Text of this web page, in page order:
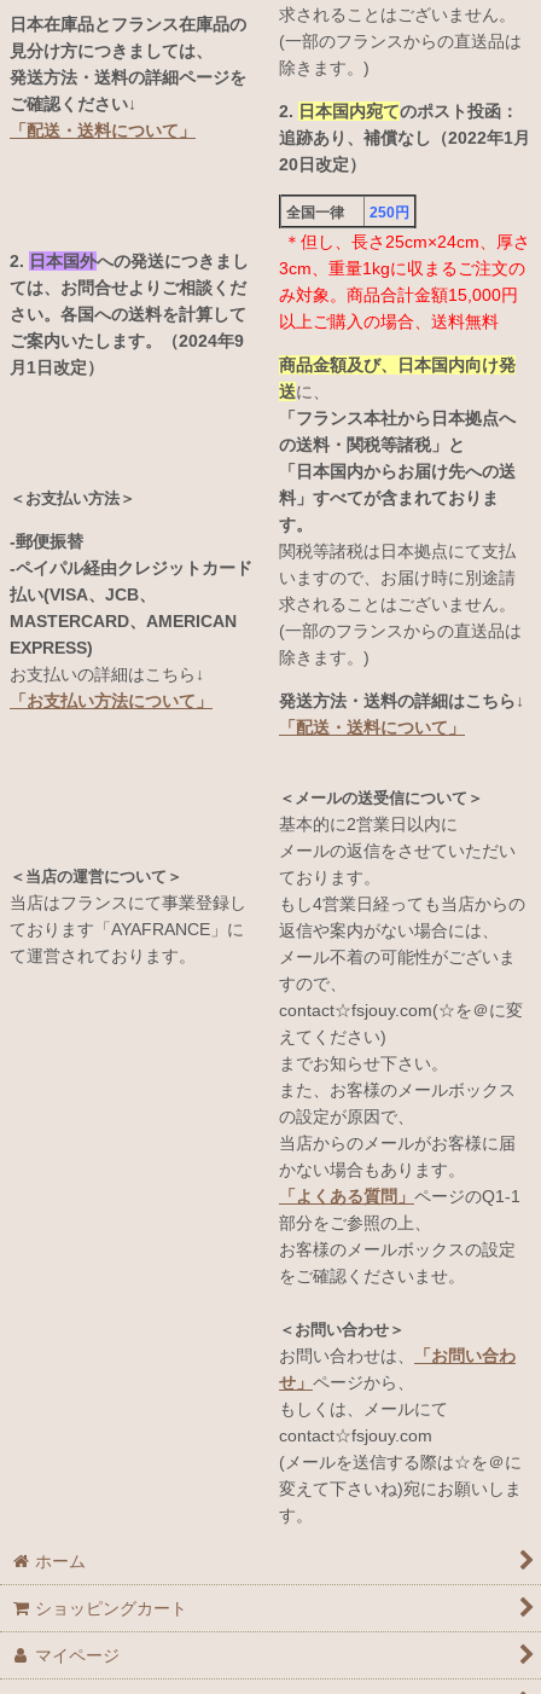
日本在庫品とフランス在庫品の
見分け方につきましては、
発送方法・送料の詳細ページを
ご確認ください↓
「配送・送料について」
2. 日本国外への発送につきまし
ては、お問合せよりご相談くだ
さい。各国への送料を計算して
ご案内いたします。（2024年9
月1日改定）
＜お支払い方法＞
-郵便振替
-ペイパル経由クレジットカード
払い(VISA、JCB、
MASTERCARD、AMERICAN
EXPRESS)
お支払いの詳細はこちら↓
「お支払い方法について」
＜当店の運営について＞
当店はフランスにて事業登録し
ております「AYAFRANCE」に
て運営されております。
求されることはございません。
(一部のフランスからの直送品は
除きます。)
2. 日本国内宛てのポスト投函：
追跡あり、補償なし（2022年1月
20日改定）
全国一律 250円
＊但し、長さ25cm×24cm、厚さ
3cm、重量1kgに収まるご注文の
み対象。商品合計金額15,000円
以上ご購入の場合、送料無料
商品金額及び、日本国内向け発
送に、
「フランス本社から日本拠点へ
の送料・関税等諸税」と
「日本国内からお届け先への送
料」すべてが含まれておりま
す。
関税等諸税は日本拠点にて支払
いますので、お届け時に別途請
求されることはございません。
(一部のフランスからの直送品は
除きます。)
発送方法・送料の詳細はこちら↓
「配送・送料について」
＜メールの送受信について＞
基本的に2営業日以内に
メールの返信をさせていただい
ております。
もし4営業日経っても当店からの
返信や案内がない場合には、
メール不着の可能性がございま
すので、
contact☆fsjouy.com(☆を＠に変
えてください)
までお知らせ下さい。
また、お客様のメールボックス
の設定が原因で、
当店からのメールがお客様に届
かない場合もあります。
「よくある質問」 ページのQ1-1
部分をご参照の上、
お客様のメールボックスの設定
をご確認くださいませ。
＜お問い合わせ＞
お問い合わせは、
「お問い合わ
せ」 ページから、
もしくは、メールにて
contact☆fsjouy.com
(メールを送信する際は☆を＠に
変えて下さいね)宛にお願いしま
す。
ホーム
ショッピングカート
マイページ